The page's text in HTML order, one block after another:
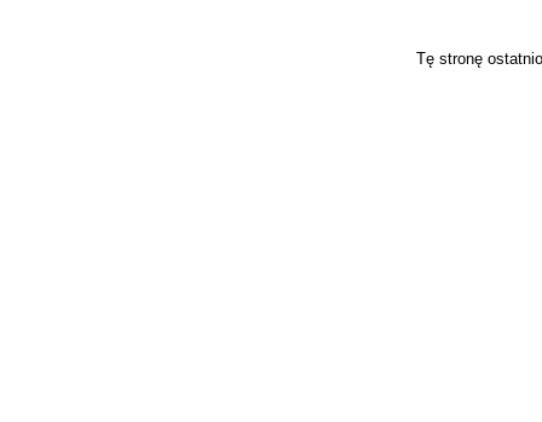
Tę stronę